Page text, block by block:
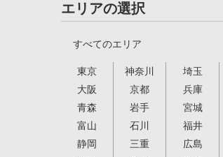
エリアの選択
すべてのエリア
東京 神奈川 埼玉
大阪
京都 兵庫
青森
岩手 宮城
富山
石川 福井
静岡
三重 広島